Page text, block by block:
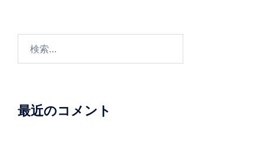
最近のコメント